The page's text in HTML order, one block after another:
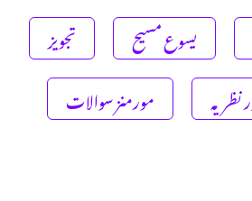
یسوع مسیح
تجویز
نظریہ
مورمنز سوالات